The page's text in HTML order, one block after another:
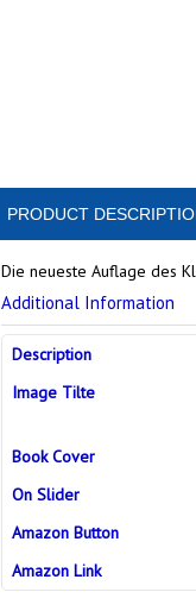
PRODUCT
Die neueste Auflage des
Additional Information
Description
Image Tilte
Book Cover
On Slider
Amazon Button
Amazon Link